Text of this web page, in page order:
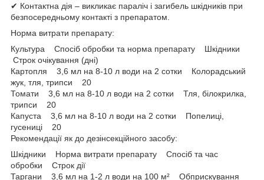
✔ Контактна дія – викликає параліч і загибель шкідників при
безпосередньому контакті з препаратом.
Норма витрати препарату:
Культура Спосіб обробки та норма препарату Шкідники
Строк очікування (дні)
Картопля 3,6 мл на 8-10 л води на 2 сотки Колорадський
жук, тля, трипси 20
Томати 3,6 мл на 8-10 л води на 2 сотки Тля, білокрилка,
трипси 20
Капуста 3,6 мл на 8-10 л води на 2 сотки Попелиці,
гусениці 20
Рекомендації як до дезінсекційного засобу:
Шкідники Норма витрати препарату Спосіб та час
обробки Строк дії
Таргани 3,6 мл на 1-2 л води на 100 м² Обприскування